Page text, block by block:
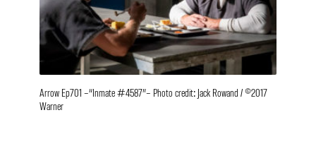
Arrow Ep701 –“Inmate #4587”– Photo credit: Jack Rowand / ©2017
Warner